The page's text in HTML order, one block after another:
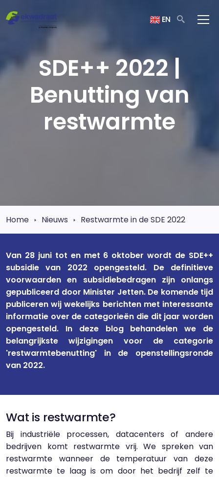
EN
SDE++ 2022 |
Benutting van
restwarmte
Home Nieuws Restwarmte in de SDE 2022
Van 28 juni tot en met 6 oktober wordt de SDE++
subsidie van 2022 opengesteld. De definitieve
voorwaarden en subsidiebedragen zijn onlangs
gepubliceerd door Minister Jetten. De komende tijd
publiceren wij wekelijks berichten met interessante
informatie over de categorieën die dit jaar worden
opengesteld. In deze blog behandelen we de
belangrijkste wijzigingen voor de categorie
'restwarmtebenutting' in de openstellingsronde
van 2022.
Wat is restwarmte?
Bij industriële processen, datacenters of andere
bedrijven komt restwarmte vrij. We spreken van
restwarmte wanneer de temperatuur van deze
restwarmte te laag is om door het bedrijf zelf te